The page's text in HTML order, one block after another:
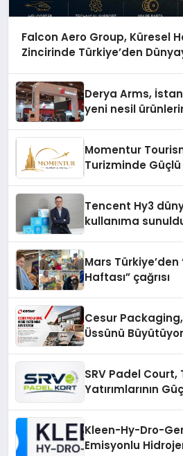
Falcon Aero Group, Küresel
Zincirinde Türkiye’den
Derya Arms,
yeni nesil
Momentur
Turizminde
Tencent Hy3
kullanıma
Mars
Haftası” çağrısı
Cesur Packaging,
Üssünü Büyütüyor
SRV Padel Court,
Yatırımlarının
Kleen-Hy-Dro-
Emisyonlu